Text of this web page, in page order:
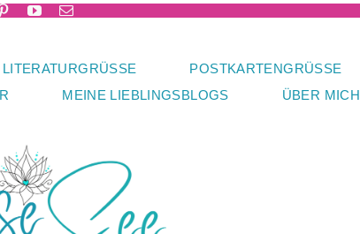
LITERATURGRÜSSE
POSTKARTENGRÜSSE
MEINE LIEBLINGSBLOGS ÜBER MICH